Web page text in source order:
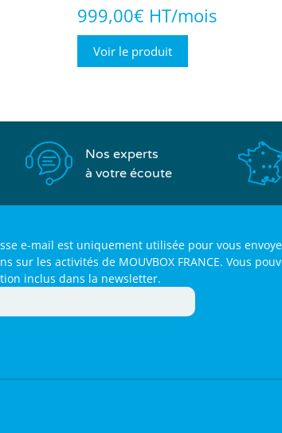
999,00€ HT/mois
Voir le produit
Nos experts
à votre écoute
e-mail est uniquement utilisée pour vous
sur les activités de MOUVBOX FRANCE. Vous
inclus dans la newsletter.